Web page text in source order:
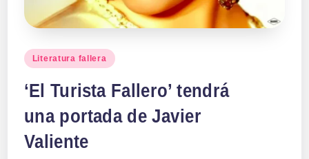
Publicado
Literatura fallera
‘El Turista Fallero’ tendrá
una portada de Javier
Valiente